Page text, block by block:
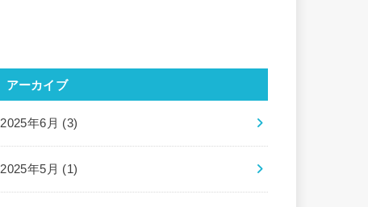
アーカイブ
2025年6月 (3)
2025年5月 (1)